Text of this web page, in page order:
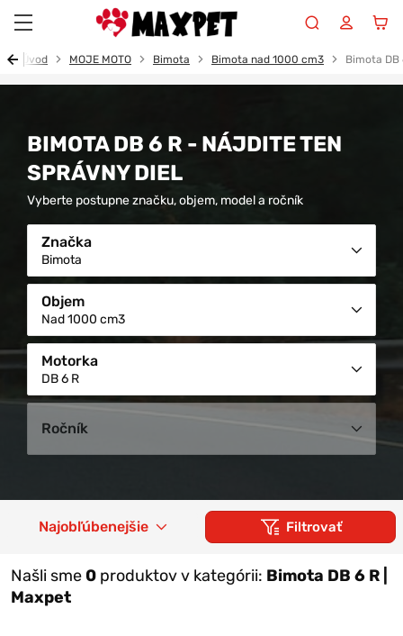
Úvod MOJE MOTO Bimota Bimota nad 1000 cm3 Bimota DB
BIMOTA DB 6 R - NÁJDITE TEN
SPRÁVNY DIEL
Vyberte postupne značku, objem, model a ročník
Značka
Bimota
Objem
Nad 1000 cm3
Motorka
DB 6 R
Ročník
Filtrovať
Našli sme 0 produktov v kategórii: Bimota DB 6 R |
Maxpet
Najobľúbenejšie